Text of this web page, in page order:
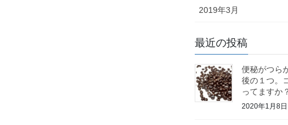
2019年3月
最近の投稿
便秘がつら
後の１つ。
ってますか
2020年1月8日